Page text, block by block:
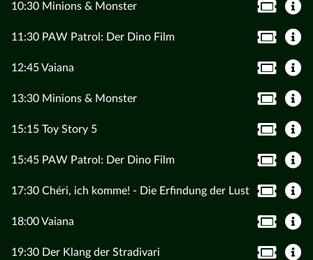
10:30 Minions & Monster
11:30 PAW Patrol: Der Dino Film
12:45 Vaiana
13:30 Minions & Monster
15:15 Toy Story 5
15:45 PAW Patrol: Der Dino Film
17:30 Chéri, ich komme! - Die Erfindung der Lust
18:00 Vaiana
19:30 Der Klang der Stradivari